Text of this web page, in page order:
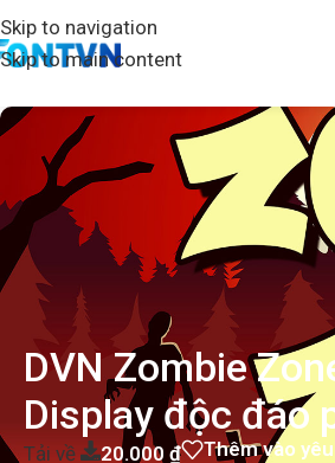
Skip to navigation
Skip to main content
DVN Zombie
Display độc đáo
Tải về 20.000 ₫ Thêm vào